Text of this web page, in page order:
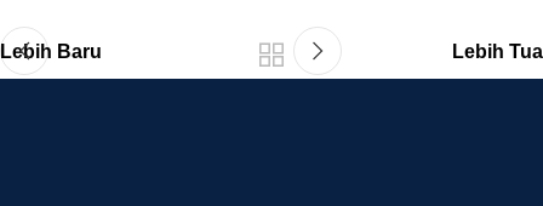
Lebih Baru Lebih Tua